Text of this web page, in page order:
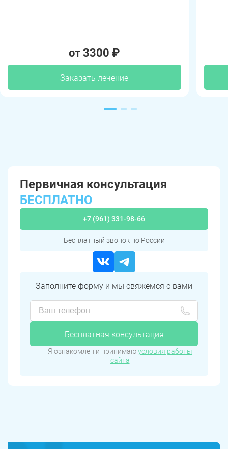
от 3300 ₽
Заказать лечение
Первичная консультация
БЕСПЛАТНО
+7 (961) 331-98-66
Бесплатный звонок по России
Заполните форму и мы свяжемся с вами
Бесплатная консультация
Я ознакомлен и принимаюусловия работы
сайта